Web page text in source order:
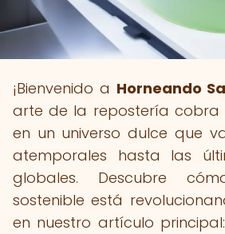
¡Bienvenido a Horneando
arte de la repostería cobra
en un universo dulce que
atemporales hasta las
globales. Descubre
sostenible está
en nuestro artículo